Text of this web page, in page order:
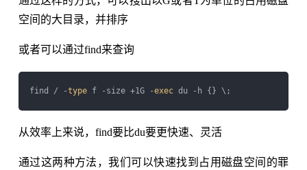
空间的大目录，并排序
或者可以通过find来查询
find / -type f -size +1G -exec
从效率上来说，find要比du要更快速、灵活
通过这两种方法，我们可以快速找到占用磁盘空间的罪